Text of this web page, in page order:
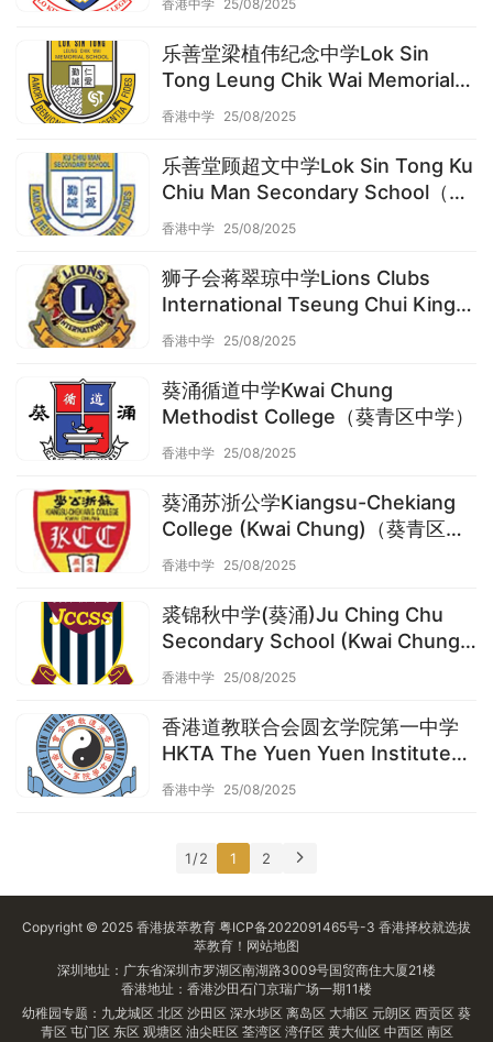
香港中学 25/08/2025
乐善堂梁植伟纪念中学Lok Sin
Tong Leung Chik Wai Memorial
School（葵青区中学）
香港中学 25/08/2025
乐善堂顾超文中学Lok Sin Tong Ku
Chiu Man Secondary School（葵
青区中学）
香港中学 25/08/2025
狮子会蒋翠琼中学Lions Clubs
International Tseung Chui King
College（葵青区中学）
香港中学 25/08/2025
葵涌循道中学Kwai Chung
Methodist College（葵青区中学）
香港中学 25/08/2025
葵涌苏浙公学Kiangsu-Chekiang
College (Kwai Chung)（葵青区中
学）
香港中学 25/08/2025
裘锦秋中学(葵涌)Ju Ching Chu
Secondary School (Kwai Chung)
（葵青区中学）
香港中学 25/08/2025
香港道教联合会圆玄学院第一中学
HKTA The Yuen Yuen Institute
No.1 Secondary School（葵青区
香港中学 25/08/2025
1 / 2 1 2
Copyright © 2025 香港拔萃教育 粤ICP备2022091465号-3 香港择校就选拔
萃教育！ 网站地图
深圳地址：广东省深圳市罗湖区南湖路3009号国贸商住大厦21楼
香港地址：香港沙田石门京瑞广场一期11楼
幼稚园专题： 九龙城区 北区 沙田区 深水埗区 离岛区 大埔区 元朗区 西贡区 葵
青区 屯门区 东区 观塘区 油尖旺区 荃湾区 湾仔区 黄大仙区 中西区 南区